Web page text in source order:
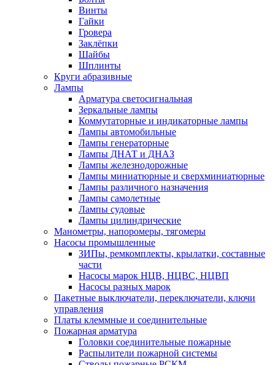
Винты
Гайки
Гровера
Заклёпки
Шайбы
Шплинты
Круги абразивные
Лампы
Арматура светосигнальная
Зеркальные лампы
Коммутаторные и индикаторные лампы
Лампы автомобильные
Лампы генераторные
Лампы ДНАТ и ДНАЗ
Лампы железнодорожные
Лампы миниатюрные и сверхминиатюрные
Лампы различного назначения
Лампы самолетные
Лампы судовые
Лампы цилиндрические
Манометры, напоромеры, тягомеры
Насосы промышленные
ЗИПы, ремкомплекты, крылатки, составные
части
Насосы марок НЦВ, НЦВС, НЦВП
Насосы разных марок
Пакетные выключатели, переключатели, ключи
управления
Платы клеммные и соединительные
Пожарная арматура
Головки соединительные пожарные
Распылители пожарной системы